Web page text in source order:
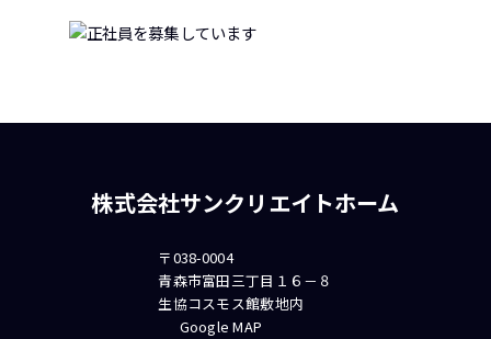
株式会社サンクリエイトホーム
〒038-0004
青森市富田三丁目１６－８
生協コスモス館敷地内
Google MAP